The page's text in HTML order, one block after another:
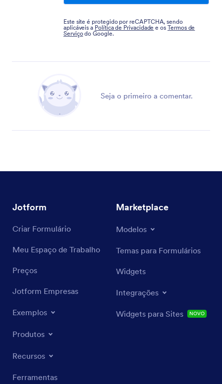
Este site é protegido por reCAPTCHA, sendo
aplicáveis a Política de Privacidade e osTermos de
Serviçodo Google.
Seja o primeiro a comentar.
Jotform
Criar Formulário
Meu Espaço de Trabalho
Preços
Jotform Empresas
Exemplos
Produtos
Recursos
Ferramentas
Marketplace
Modelos
Temas para Formulários
Widgets
Integrações
Widgets para Sites NOVO